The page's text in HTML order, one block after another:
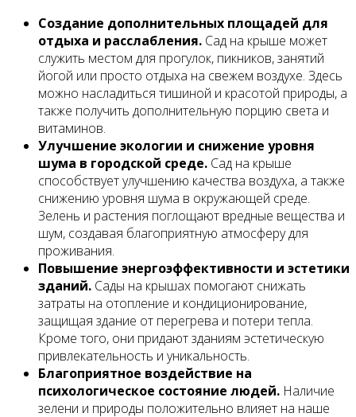
Создание дополнительных площадей для
отдыха и расслабления. Сад на крыше может
служить местом для прогулок, пикников, занятий
йогой или просто отдыха на свежем воздухе. Здесь
можно насладиться тишиной и красотой природы, а
также получить дополнительную порцию света и
витаминов.
Улучшение экологии и снижение уровня
шума в городской среде. Сад на крыше
способствует улучшению качества воздуха, а также
снижению уровня шума в окружающей среде.
Зелень и растения поглощают вредные вещества и
шум, создавая благоприятную атмосферу для
проживания.
Повышение энергоэффективности и эстетики
зданий. Сады на крышах помогают снижать
затраты на отопление и кондиционирование,
защищая здание от перегрева и потери тепла.
Кроме того, они придают зданиям эстетическую
привлекательность и уникальность.
Благоприятное воздействие на
психологическое состояние людей. Наличие
зелени и природы положительно влияет на наше